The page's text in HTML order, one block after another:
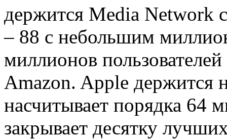
держится Media Network
– 88 с небольшим
миллионов
Amazon. Apple держится
насчитывает порядка 64
закрывает десятку